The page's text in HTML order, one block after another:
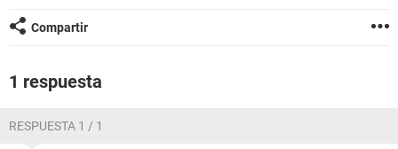
Compartir
1 respuesta
RESPUESTA 1 / 1